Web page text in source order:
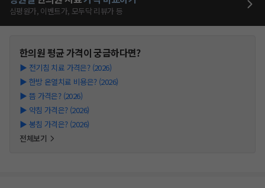
심평원가, 이벤트가, 모두닥 리뷰가 등
한의원평균 가격이 궁금하다면?
▶ 전기침 치료 가격은? (2026)
▶ 한방 온열치료 비용은? (2026)
▶ 뜸 가격은? (2026)
▶ 약침 가격은? (2026)
▶ 봉침 가격은? (2026)
전체보기